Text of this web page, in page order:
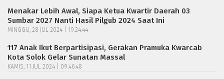
Menakar Lebih Awal, Siapa Ketua Kwartir Daerah 03
Sumbar 2027 Nanti Hasil Pilgub 2024 Saat Ini
MINGGU, 28 JUL 2024 | 19:24:44
117 Anak Ikut Berpartisipasi, Gerakan Pramuka Kwarcab
Kota Solok Gelar Sunatan Massal
KAMIS, 11 JUL 2024 | 09:46:48